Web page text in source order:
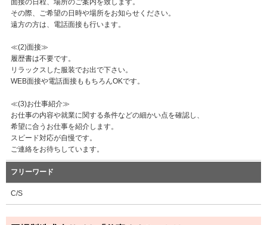
面接の日程、場所のご案内を致します。
その際、ご希望の日時や場所をお知らせください。
遠方の方は、電話面接も行います。
≪(2)面接≫
履歴書は不要です。
リラックスした服装でお出で下さい。
WEB面接や電話面接ももちろんOKです。
≪(3)お仕事紹介≫
お仕事の内容や就業に関する条件などの細かい点を確認し、
希望に合うお仕事を紹介します。
スピード対応が自慢です。
ご連絡をお待ちしています。
フリーワード
C/S